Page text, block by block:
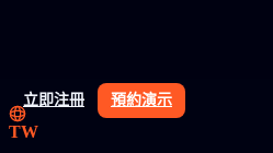
立即注冊 預約演示
TW